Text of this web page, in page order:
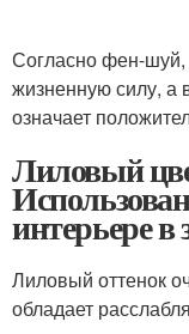
Согласно фен-шуй,
жизненную силу, а
означает
Лиловый
интерьере в
Лиловый оттенок
обладает